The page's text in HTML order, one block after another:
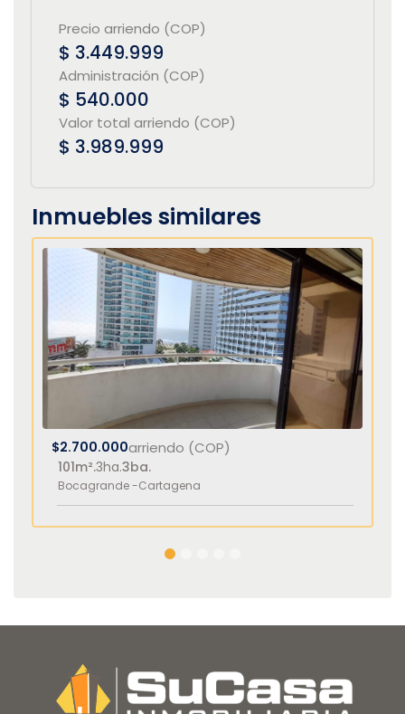
Precio arriendo (COP)
$ 3.449.999
Administración (COP)
$ 540.000
Valor total arriendo (COP)
$ 3.989.999
Inmuebles similares
arriendo (COP)
$2.700.000
101m².3ha.3ba.
Bocagrande -Cartagena
4